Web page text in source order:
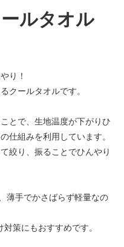
ルタオル
り！
クールタオルです。
とで、生地温度が下がりひ
仕組みを利用しています。
絞り、振ることでひんやり
薄手でかさばらず軽量なの
策にもおすすめです。